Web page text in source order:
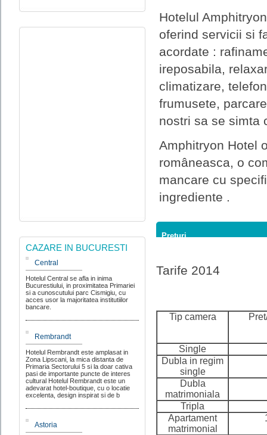
CAZARE IN BUCURESTI
Central
Hotelul Central se afla in inima
Bucurestiului, in proximitatea Primariei
si a cunoscutului parc Cismigiu, cu
acces usor la majoritatea institutiilor
bancare.
Rembrandt
Hotelul Rembrandt este amplasat in
Zona Lipscani, la mica distanta de
Primaria Sectorului 5 si la doar cativa
pasi de importante puncte de interes
cultural Hotelul Rembrandt este un
adevarat hotel-boutique, cu o locatie
excelenta, design inspirat si de b
Astoria
Hotelul
oferind servicii si
acordate :
ireposabila,
climatizare,
frumusete,
nostri sa se simta
Amphitryon Hotel
româneasca, o
mancare cu
ingrediente .
Preturi
Tarife 2014
Tip camera
Single
Dubla in regim
single
Dubla
matrimoniala
Tripla
Apartament
matrimonial